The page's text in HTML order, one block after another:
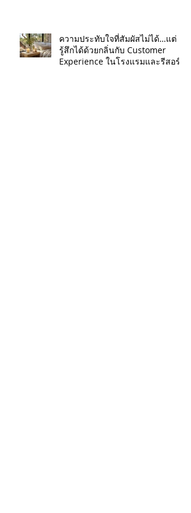
ความประทับใจที่สัมผัสไม่ได้…แต่
รู้สึกได้ด้วยกลิ่นกับ Customer
Experience ในโรงแรมและรีสอร์ท